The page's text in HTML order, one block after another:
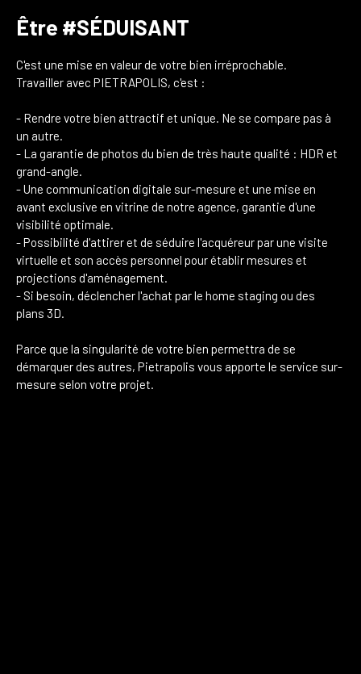
Être #SÉDUISANT
C'est une mise en valeur de votre bien irréprochable.
Travailler avec PIETRAPOLIS, c'est :
- Rendre votre bien attractif et unique. Ne se compare pas à
un autre.
- La garantie de photos du bien de très haute qualité : HDR et
grand-angle.
- Une communication digitale sur-mesure et une mise en
avant exclusive en vitrine de notre agence, garantie d'une
visibilité optimale.
- Possibilité d'attirer et de séduire l'acquéreur par une visite
virtuelle et son accès personnel pour établir mesures et
projections d'aménagement.
- Si besoin, déclencher l'achat par le home staging ou des
plans 3D.
Parce que la singularité de votre bien permettra de se
démarquer des autres, Pietrapolis vous apporte le service sur-
mesure selon votre projet.